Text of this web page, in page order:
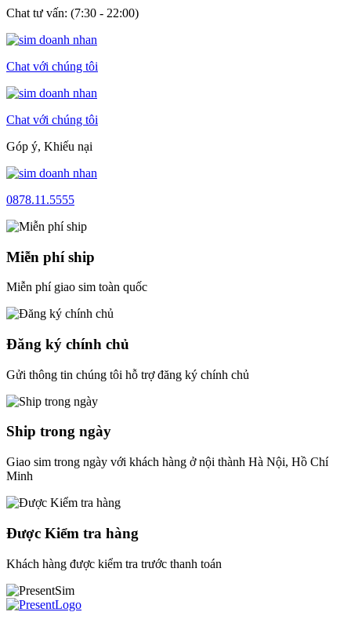
Chat tư vấn: (7:30 - 22:00)
Chat với chúng tôi
Chat với chúng tôi
Góp ý, Khiếu nại
0878.11.5555
Miễn phí ship
Miễn phí giao sim toàn quốc
Đăng ký chính chủ
Gửi thông tin chúng tôi hỗ trợ đăng ký chính chủ
Ship trong ngày
Giao sim trong ngày với khách hàng ở nội thành Hà Nội, Hồ Chí
Minh
Được Kiểm tra hàng
Khách hàng được kiểm tra trước thanh toán